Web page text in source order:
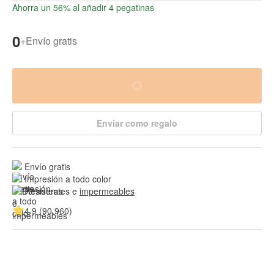
Ahorra un 56% al añadir 4 pegatinas
0+Envío gratis
Enviar como regalo
Envío gratis
Impresión a todo color
Resistentes e impermeables
4.9 (90.960)